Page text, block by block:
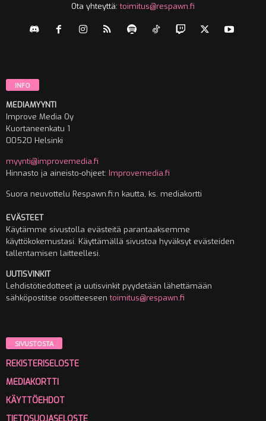
Ota yhteyttä:toimitus@respawn.fi
INFO
MEDIAMYYNTI
Improve Media Oy
Kuortaneenkatu 1
00520 Helsinki
myynti@improvemedia.fi
Hinnasto ja aineisto-ohjeet: Improvemedia.fi
Suora neuvottelu Respawn.fi:n kautta, ks. mediakortti
EVÄSTEET
Käytämme sivustolla evästeitä parantaaksemme
käyttökokemustasi. Käyttämällä sivustoa hyväksyt evästeiden
tallentamisen laitteellesi.
UUTISVINKIT
Lehdistötiedotteet ja uutisvinkit pyydetään lähettämään
sähköpostitse osoitteeseentoimitus@respawn.fi
SIVUSTOSTA
REKISTERISELOSTE
MEDIAKORTTI
KÄYTTÖEHDOT